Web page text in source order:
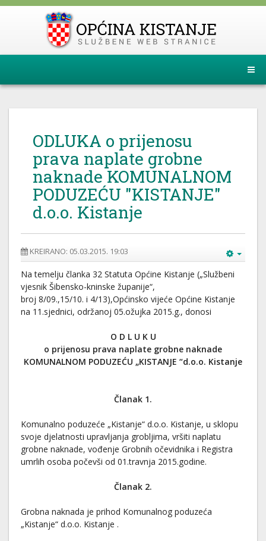
ODLUKA o prijenosu
prava naplate grobne
naknade KOMUNALNOM
PODUZEĆU "KISTANJE"
d.o.o. Kistanje
KREIRANO: 05.03.2015. 19:03
Na temelju članka 32 Statuta Općine Kistanje („Službeni
vjesnik Šibensko-kninske županije“,
broj 8/09.,15/10. i 4/13),Općinsko vijeće Općine Kistanje
na 11.sjednici, održanoj 05.ožujka 2015.g., donosi
O D L U K U
o prijenosu prava naplate grobne naknade
KOMUNALNOM PODUZEĆU „KISTANJE “d.o.o. Kistanje
Članak 1.
Komunalno poduzeće „Kistanje“ d.o.o. Kistanje, u sklopu
svoje djelatnosti upravljanja grobljima, vršiti naplatu
grobne naknade, vođenje Grobnih očevidnika i Registra
umrlih osoba počevši od 01.travnja 2015.godine.
Članak 2.
Grobna naknada je prihod Komunalnog poduzeća
„Kistanje“ d.o.o. Kistanje .